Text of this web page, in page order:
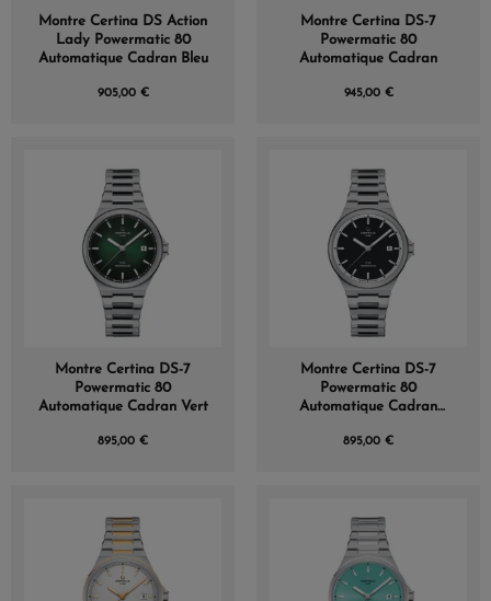
Montre Certina DS Action
Lady Powermatic 80
Automatique Cadran Bleu
905,00 €
Montre Certina DS-7
Powermatic 80
Automatique Cadran
945,00 €
Montre Certina DS-7
Powermatic 80
Automatique Cadran Vert
895,00 €
Montre Certina DS-7
Powermatic 80
Automatique Cadran
895,00 €